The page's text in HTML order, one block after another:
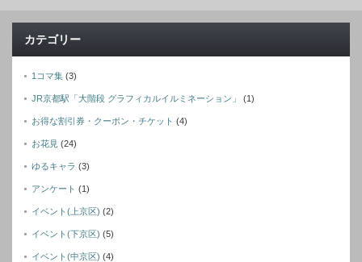
カテゴリー
1コマ集 (3)
JR京都駅「大階段 グラフィカルイルミネーション」 (1)
お得な割引券・クーポン・チケット (4)
お花見 (24)
ゆるキャラ (3)
アンケート (1)
イベント(上京区) (2)
イベント(下京区) (5)
イベント(中京区) (4)